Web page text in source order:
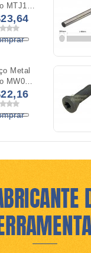
MTJ16
O
16
Metal
MW06
O
06